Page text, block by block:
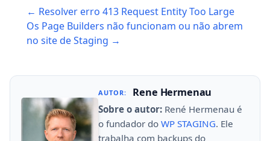
navigation
← Resolver erro 413 Request Entity Too Large
Os Page Builders não funcionam ou não abrem
no site de Staging →
AUTOR: Rene Hermenau
Sobre o autor: René Hermenau é
o fundador do WP STAGING. Ele
trabalha com backups do